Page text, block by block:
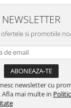
NEWSLETTER
ofertele si promotiile
newsletter cu
Afla mai multe in